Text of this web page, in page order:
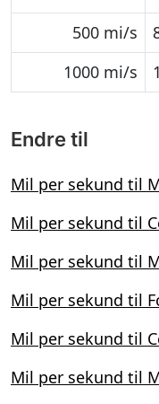
500 mi/s
1000 mi/s
Endre til
Mil per sekund til
Mil per sekund til
Mil per sekund til
Mil per sekund til
Mil per sekund til
Mil per sekund til